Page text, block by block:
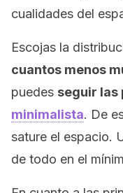
cualidades del
Escojas la
cuantos menos
puedes seguir las
minimalista. De
sature el espacio.
de todo en el